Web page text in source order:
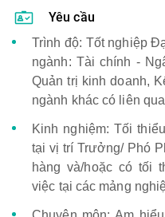
Yêu cầu
Trình độ: Tốt nghiệp
ngành: Tài chính -
Quản trị kinh doanh,
ngành khác có liên
Kinh nghiệm: Tối
tại vị trí Trưởng/ Phó
hàng và/hoặc có tối
việc tại các mảng